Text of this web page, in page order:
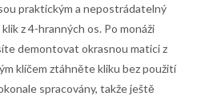
praktickým a nepostrádatelný
z 4-hranných os. Po monáži
demontovat okrasnou matici z
klíčem ztáhněte kliku bez použití
spracovány, takže ještě